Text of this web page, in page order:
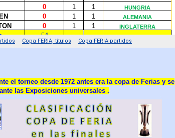
el torneo desde 1972 antes era la copa de Ferias y se
las Exposiciones universales .